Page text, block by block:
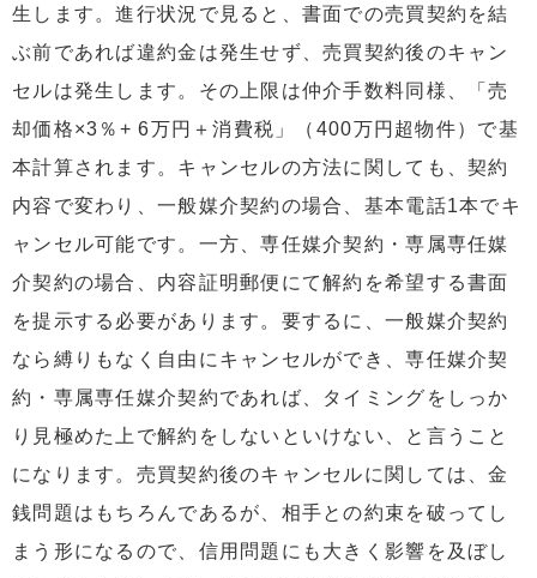
生します。進行状況で見ると、書面での売買契約を結
ぶ前であれば違約金は発生せず、売買契約後のキャン
セルは発生します。その上限は仲介手数料同様、「売
却価格×3％+ 6万円＋消費税」（400万円超物件）で基
本計算されます。キャンセルの方法に関しても、契約
内容で変わり、一般媒介契約の場合、基本電話1本でキ
ャンセル可能です。一方、専任媒介契約・専属専任媒
介契約の場合、内容証明郵便にて解約を希望する書面
を提示する必要があります。要するに、一般媒介契約
なら縛りもなく自由にキャンセルができ、専任媒介契
約・専属専任媒介契約であれば、タイミングをしっか
り見極めた上で解約をしないといけない、と言うこと
になります。売買契約後のキャンセルに関しては、金
銭問題はもちろんであるが、相手との約束を破ってし
まう形になるので、信用問題にも大きく影響を及ぼし